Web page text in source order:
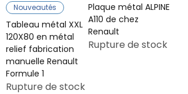
Nouveautés
Tableau métal XXL
120X80 en métal
relief fabrication
manuelle Renault
Formule 1
Rupture de stock
Plaque métal ALPINE
A110 de chez
Renault
Rupture de stock